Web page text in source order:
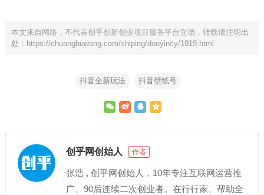
本文来自网络，不代表创乎创新创业项目服务平台立场，转载请注明出
处： https://chuanghuwang.com/shiping/douyincy/1919.html
抖音全新玩法 抖音壁纸号
创乎网创始人 作者
张浩 , 创乎网创始人，10年专注互联网运营推
广、90后连续二次创业者。在行行家、帮助全